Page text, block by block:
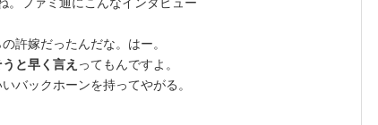
許嫁だったんだな。はー。
と早く言え ってもんですよ。
バックホーンを持ってやがる。